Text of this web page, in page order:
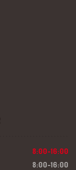
8:00-16:00
8:00-16:00